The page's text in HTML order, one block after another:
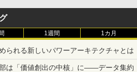
1週間 1カ月
られる新しいパワーアーキテクチャとは
は「価値創出の中核」に――データ集約